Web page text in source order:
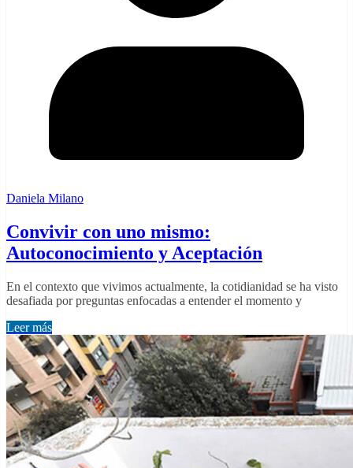
Daniela Milano
Convivir con uno mismo:
Autoconocimiento y Aceptación
En el contexto que vivimos actualmente, la cotidianidad se ha visto
desafiada por preguntas enfocadas a entender el momento y
Leer más